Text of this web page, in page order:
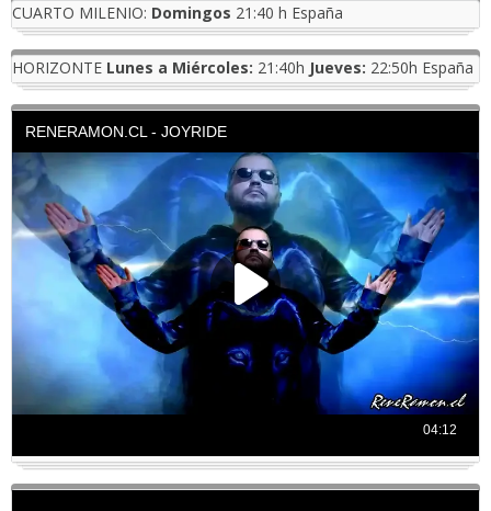
CUARTO MILENIO: Domingos 21:40 h España
HORIZONTE Lunes a Miércoles: 21:40h Jueves: 22:50h España